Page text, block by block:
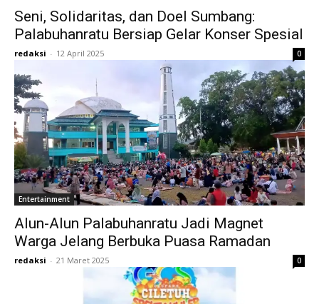
Seni, Solidaritas, dan Doel Sumbang:
Palabuhanratu Bersiap Gelar Konser Spesial
redaksi - 12 April 2025 0
Entertainment
Alun-Alun Palabuhanratu Jadi Magnet
Warga Jelang Berbuka Puasa Ramadan
redaksi - 21 Maret 2025 0